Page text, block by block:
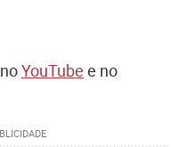
noYouTube e no